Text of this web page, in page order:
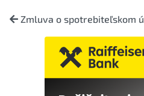
Zmluva o spotrebiteľskom